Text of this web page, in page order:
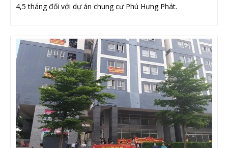
4,5 tháng đối với dự án chung cư Phú Hưng Phát.